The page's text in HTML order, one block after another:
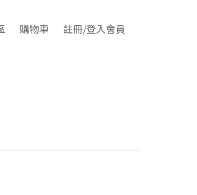
購物車 註冊/登入會員